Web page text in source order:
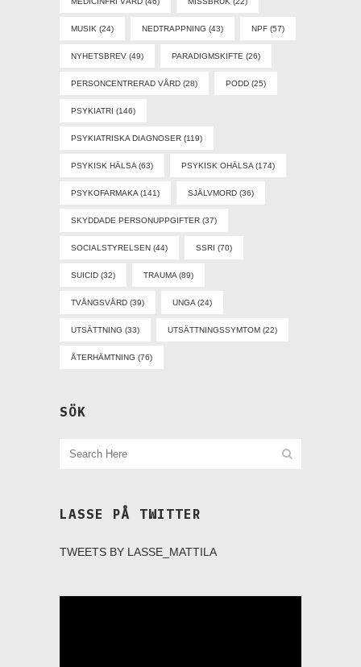
MUSIK (24) NEDTRAPPNING (43) NPF (57)
NYHETSBREV (49) PARADIGMSKIFTE (26)
PERSONCENTRERAD VÅRD (28) PODD (25)
PSYKIATRI (146)
PSYKIATRISKA DIAGNOSER (119)
PSYKISK HÄLSA (63) PSYKISK OHÄLSA (174)
PSYKOFARMAKA (141) SJÄLVMORD (36)
SKYDDADE PERSONUPPGIFTER (37)
SOCIALSTYRELSEN (44) SSRI (70)
SUICID (32) TRAUMA (89)
TVÅNGSVÅRD (39) UNGA (24)
UTSÄTTNING (33) UTSÄTTNINGSSYMTOM (22)
ÅTERHÄMTNING (76)
SÖK
LASSE PÅ TWITTER
TWEETS BY LASSE_MATTILA